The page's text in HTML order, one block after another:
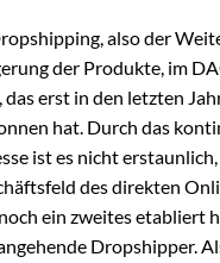
also der
der Produkte, im
das erst in den letzten
hat. Durch das
ist es nicht erstaunlich,
des direkten
ein zweites etabliert
Dropshipper.